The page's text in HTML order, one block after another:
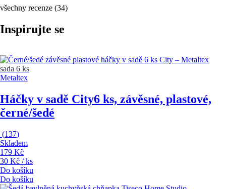
všechny recenze (34)
Inspirujte se
sada 6 ks
Metaltex
Háčky v sadě City6 ks, závěsné, plastové,
černé/šedé
(137)
Skladem
179 Kč
30 Kč / ks
Do košíku
Do košíku